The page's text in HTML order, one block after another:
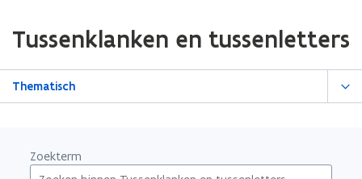
zich
op:
Tussenklanken
Tussenklanken en tussenletters
Thematisch
Zoekterm